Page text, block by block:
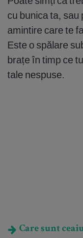
cu bunica ta,
amintire care te
Este o spălare
brațe în timp ce
tale nespuse.
Care sunt